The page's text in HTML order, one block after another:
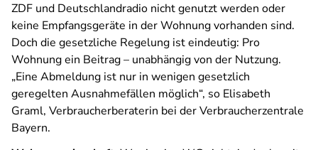
ZDF und Deutschlandradio nicht genutzt werden oder
keine Empfangsgeräte in der Wohnung vorhanden sind.
Doch die gesetzliche Regelung ist eindeutig: Pro
Wohnung ein Beitrag – unabhängig von der Nutzung.
„Eine Abmeldung ist nur in wenigen gesetzlich
geregelten Ausnahmefällen möglich“, so Elisabeth
Graml, Verbraucherberaterin bei der Verbraucherzentrale
Bayern.